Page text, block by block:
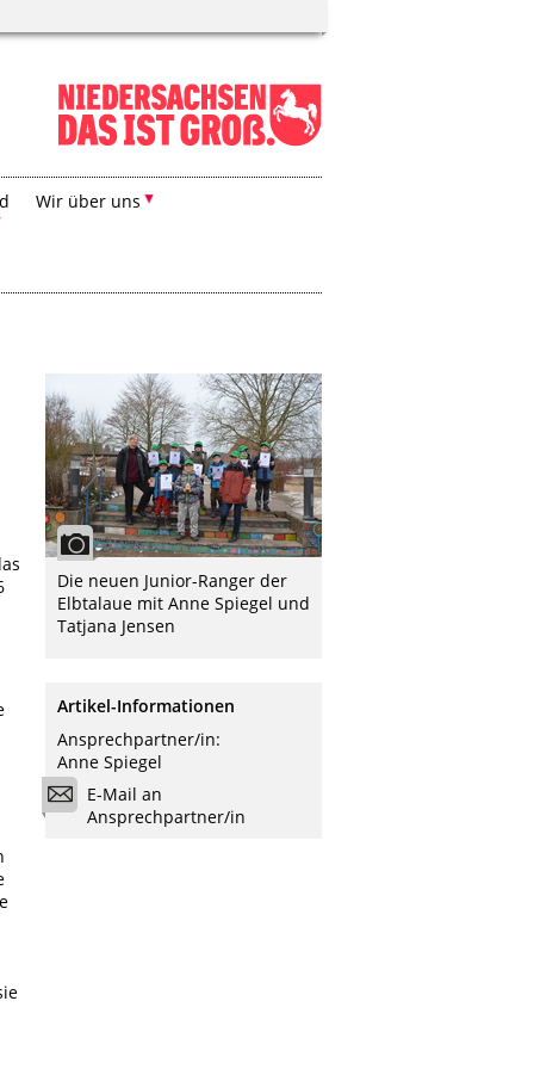
Wir über uns
Die neuen Junior-Ranger der
Elbtalaue mit Anne Spiegel und
Tatjana Jensen
Artikel-Informationen
Ansprechpartner/in:
Anne Spiegel
E-Mail an
Ansprechpartner/in